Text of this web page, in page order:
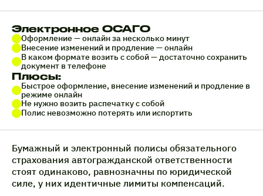
Электронное ОСАГО
Оформление — онлайн за несколько минут
Внесение изменений и продление — онлайн
В каком формате возить с собой — достаточно сохранить
документ в телефоне
Плюсы:
Быстрое оформление, внесение изменений и продление в
режиме онлайн
Не нужно возить распечатку с собой
Полис невозможно потерять или испортить
Бумажный и электронный полисы обязательного
страхования автогражданской ответственности
стоят одинаково, равнозначны по юридической
силе, у них идентичные лимиты компенсаций.